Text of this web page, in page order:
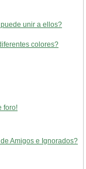
unir a ellos?
colores?
foro!
Amigos e Ignorados?